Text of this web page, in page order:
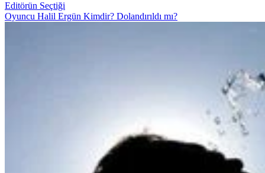
Editörün Seçtiği
Oyuncu Halil Ergün Kimdir? Dolandırıldı mı?